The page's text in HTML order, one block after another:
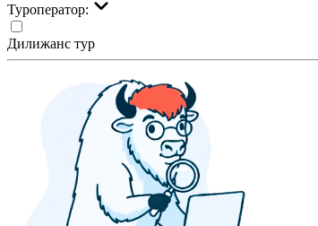
Туроператор:
Дилижанс тур